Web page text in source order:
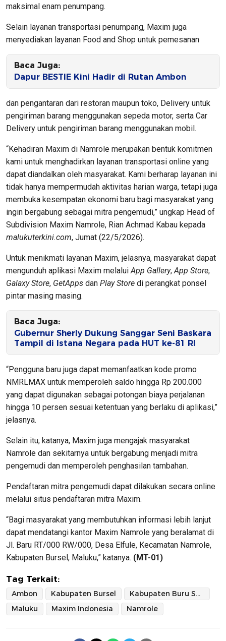
maksimal enam penumpang.
Selain layanan transportasi penumpang, Maxim juga
menyediakan layanan Food and Shop untuk pemesanan
Baca Juga:
Dapur BESTIE Kini Hadir di Rutan Ambon
dan pengantaran dari restoran maupun toko, Delivery untuk
pengiriman barang menggunakan sepeda motor, serta Car
Delivery untuk pengiriman barang menggunakan mobil.
“Kehadiran Maxim di Namrole merupakan bentuk komitmen
kami untuk menghadirkan layanan transportasi online yang
dapat diandalkan oleh masyarakat. Kami berharap layanan ini
tidak hanya mempermudah aktivitas harian warga, tetapi juga
membuka kesempatan ekonomi baru bagi masyarakat yang
ingin bergabung sebagai mitra pengemudi,” ungkap Head of
Subdivision Maxim Namrole, Rian Achmad Kabau kepada
malukuterkini.com, Jumat (22/5/2026).
Untuk menikmati layanan Maxim, jelasnya, masyarakat dapat
mengunduh aplikasi Maxim melaluiApp Gallery,App Store,
Galaxy Store, GetApps dan Play Store di perangkat ponsel
pintar masing masing.
Baca Juga:
Gubernur Sherly Dukung Sanggar Seni Baskara
Tampil di Istana Negara pada HUT ke-81 RI
“Pengguna baru juga dapat memanfaatkan kode promo
NMRLMAX untuk memperoleh saldo hingga Rp 200.000
yang dapat digunakan sebagai potongan biaya perjalanan
hingga 10 persen sesuai ketentuan yang berlaku di aplikasi,”
jelasnya.
Selain itu, katanya, Maxim juga mengajak masyarakat
Namrole dan sekitarnya untuk bergabung menjadi mitra
pengemudi dan memperoleh penghasilan tambahan.
Pendaftaran mitra pengemudi dapat dilakukan secara online
melalui situs pendaftaran mitra Maxim.
“Bagi masyarakat yang membutuhkan informasi lebih lanjut
dapat mendatangi kantor Maxim Namrole yang beralamat di
Jl. Baru RT/000 RW/000, Desa Elfule, Kecamatan Namrole,
Kabupaten Bursel, Maluku,” katanya. (MT-01)
Tag Terkait:
Ambon Kabupaten Bursel
Kabupaten Buru Selatan
Maluku
Maxim Indonesia Namrole